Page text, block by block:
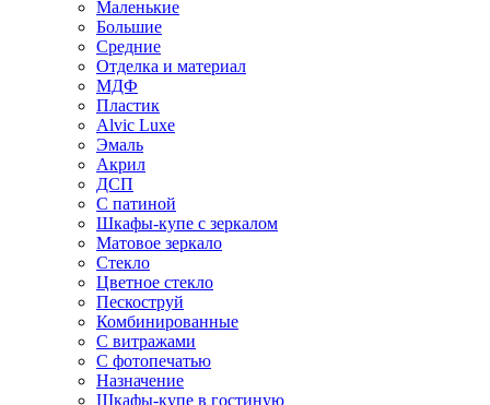
Маленькие
Большие
Средние
Отделка и материал
МДФ
Пластик
Alvic Luxe
Эмаль
Акрил
ДСП
С патиной
Шкафы-купе с зеркалом
Матовое зеркало
Стекло
Цветное стекло
Пескоструй
Комбинированные
С витражами
С фотопечатью
Назначение
Шкафы-купе в гостиную